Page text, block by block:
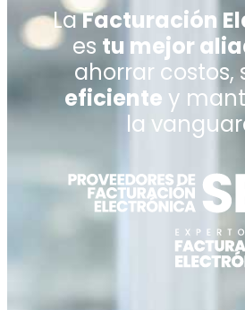
LaFacturación
es tu mejor
ahorrar costos,
eficiente y
la